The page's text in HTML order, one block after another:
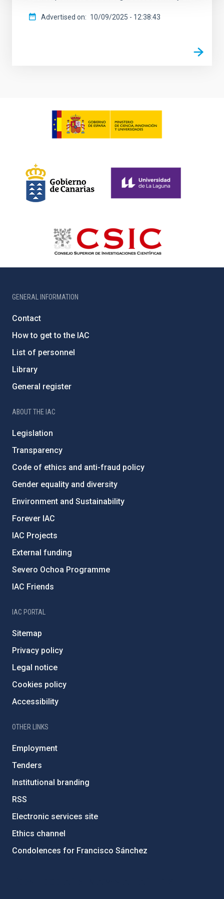
Advertised on 10/09/2025 - 12:38:43
GENERAL INFORMATION
Contact
How to get to the IAC
List of personnel
Library
General register
ABOUT THE IAC
Legislation
Transparency
Code of ethics and anti-fraud policy
Gender equality and diversity
Environment and Sustainability
Forever IAC
IAC Projects
External funding
Severo Ochoa Programme
IAC Friends
IAC PORTAL
Sitemap
Privacy policy
Legal notice
Cookies policy
Accessibility
OTHER LINKS
Employment
Tenders
Institutional branding
RSS
Electronic services site
Ethics channel
Condolences for Francisco Sánchez